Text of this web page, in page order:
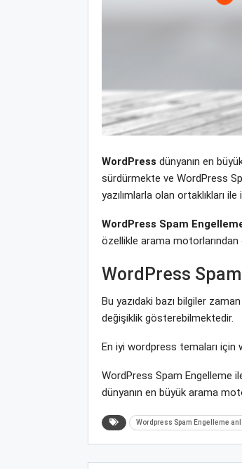
WordPress dünyanın en
sürdürmekte ve WordPress
yazılımlarla olan ortaklıkları
WordPress Spam
özellikle arama
WordPress
Bu yazıdaki bazı bilgiler
değişiklik gösterebilmektedir.
En iyi wordpress temaları için
WordPress Spam Engelleme
dünyanın en büyük arama
Wordpress Spam Engelleme